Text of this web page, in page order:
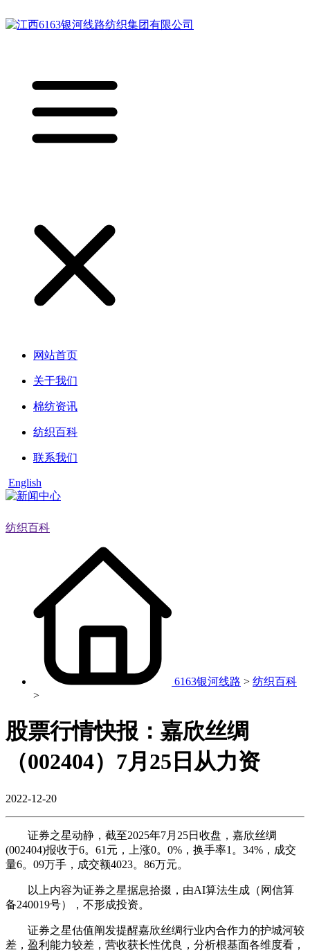
网站首页
关于我们
棉纺资讯
纺织百科
联系我们
English
纺织百科
6163银河线路 > 纺织百科
>
股票行情快报：嘉欣丝绸
（002404）7月25日从力资
2022-12-20
证券之星动静，截至2025年7月25日收盘，嘉欣丝绸
(002404)报收于6。61元，上涨0。0%，换手率1。34%，成交
量6。09万手，成交额4023。86万元。
以上内容为证券之星据息拾掇，由AI算法生成（网信算
备240019号），不形成投资。
证券之星估值阐发提醒嘉欣丝绸行业内合作力的护城河较
差，盈利能力较差，营收获长性优良，分析根基面各维度看，